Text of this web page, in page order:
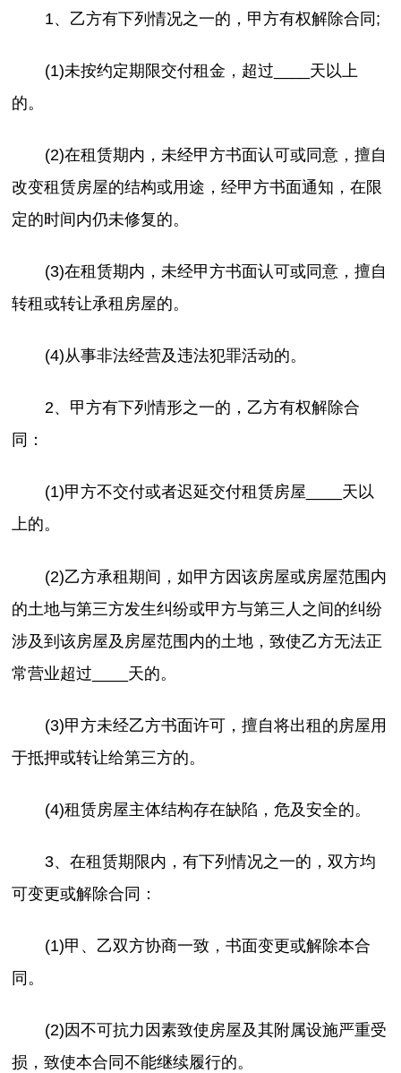
1、乙方有下列情况之一的，甲方有权解除合同;
(1)未按约定期限交付租金，超过____天以上
的。
(2)在租赁期内，未经甲方书面认可或同意，擅自
改变租赁房屋的结构或用途，经甲方书面通知，在限
定的时间内仍未修复的。
(3)在租赁期内，未经甲方书面认可或同意，擅自
转租或转让承租房屋的。
(4)从事非法经营及违法犯罪活动的。
2、甲方有下列情形之一的，乙方有权解除合
同：
(1)甲方不交付或者迟延交付租赁房屋____天以
上的。
(2)乙方承租期间，如甲方因该房屋或房屋范围内
的土地与第三方发生纠纷或甲方与第三人之间的纠纷
涉及到该房屋及房屋范围内的土地，致使乙方无法正
常营业超过____天的。
(3)甲方未经乙方书面许可，擅自将出租的房屋用
于抵押或转让给第三方的。
(4)租赁房屋主体结构存在缺陷，危及安全的。
3、在租赁期限内，有下列情况之一的，双方均
可变更或解除合同：
(1)甲、乙双方协商一致，书面变更或解除本合
同。
(2)因不可抗力因素致使房屋及其附属设施严重受
损，致使本合同不能继续履行的。